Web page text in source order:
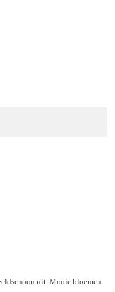
uit. Mooie bloemen